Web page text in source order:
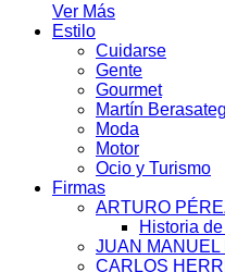
Ver Más
Estilo
Cuidarse
Gente
Gourmet
Martín
Moda
Motor
Ocio y Turismo
Firmas
ARTURO
Historia
JUAN
CARLOS